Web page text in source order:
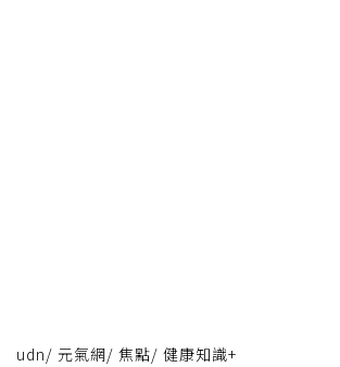
udn/ 元氣網/ 焦點/ 健康知識+